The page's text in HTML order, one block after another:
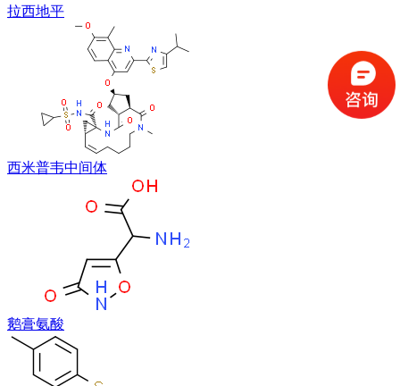
拉西地平
西米普韦中间体
鹅膏氨酸